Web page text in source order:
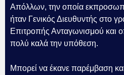
Απόλλων, την οποία
ήταν Γενικός Διευθυντής στο
Επιτροπής Ανταγωνισμού και
πολύ καλά την υπόθεση.
Μπορεί να έκανε παρέμβαση